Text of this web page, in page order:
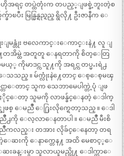
ဟိုအရင္ တပ္ထဲတုံးက တပည့္ျဖစ္ခဲ့ဘူးတဲ့စ
ာၿပီး မြန္မြန္ရည္ရည္ ရွိလို႔ ဦးဇာနီက ေ
ျမန္တုံး ဗလေကာင္းေကာင္းနဲ႔ လူ ျ
႔တအိမ္ထဲ အတူတူ ေနရတာကို စိတ္ေတြ
ယ့္ ကိုမာဒင္က သူ႔ကို အရင္က တပ္မႉးရဲ႕
ေသသည္ ။ မ်က္လုံးနဲ႔ေတာင္ ေစ့ေစ့မၾ
ေတာင္ သူက သေဘာမေပါက္တဲ့ပုံ ျဖ
ႏိုင္ေတာ့ သူမကို လာဖန္ခ်င္ေနတဲ့ ေဒါက္
ဖစ္ ေမညိဳ ေ႐ြးလိုက္ရေတာ့သည္ ။ ေဒါ
႕ကို ေလ့လာေနတာပါ ။ ေမညိဳ မီးစိ
မညိဳကလည္း တအား လိုခ်င္ေနေတာ့ တရ
ေဆးကို ေနာက္တေန႔ အထိ မေစာင့္ေ
ဆးခန္းမွာ သူလာယူမည္လို႔ ေဒါက္တာေ